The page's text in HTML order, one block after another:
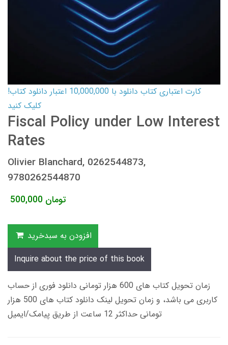
کارت اعتباری کتاب دانلود با 10,000,000 اعتبار دانلود کتاب!
کلیک کنید
Fiscal Policy under Low Interest
Rates
Olivier Blanchard, 0262544873,
9780262544870
500,000 تومان
افزودن به سبدخرید
Inquire about the price of this book
زمان تحویل کتاب های 600 هزار تومانی دانلود فوری از حساب
کاربری می باشد، و زمان تحویل لینک دانلود کتاب های 500 هزار
تومانی حداکثر 12 ساعت از طریق پیامک/ایمیل